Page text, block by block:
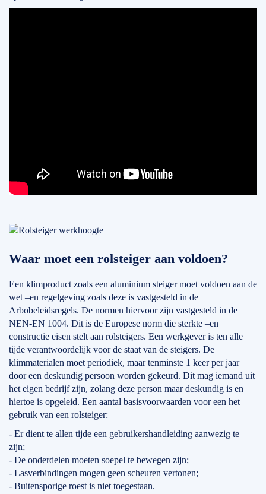
Waar moet een rolsteiger aan voldoen?
Een klimproduct zoals een aluminium steiger moet voldoen aan de
wet –en regelgeving zoals deze is vastgesteld in de
Arbobeleidsregels. De normen hiervoor zijn vastgesteld in de
NEN-EN 1004. Dit is de Europese norm die sterkte –en
constructie eisen stelt aan rolsteigers. Een werkgever is ten alle
tijde verantwoordelijk voor de staat van de steigers. De
klimmaterialen moet periodiek, maar tenminste 1 keer per jaar
door een deskundig persoon worden gekeurd. Dit mag iemand uit
het eigen bedrijf zijn, zolang deze person maar deskundig is en
hiertoe is opgeleid. Een aantal basisvoorwaarden voor een het
gebruik van een rolsteiger:
- Er dient te allen tijde een gebruikershandleiding aanwezig te
zijn;
- De onderdelen moeten soepel te bewegen zijn;
- Lasverbindingen mogen geen scheuren vertonen;
- Buitensporige roest is niet toegestaan.